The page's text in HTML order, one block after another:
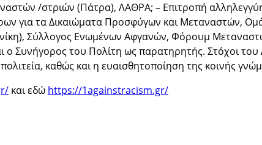
/στριών (Πάτρα), ΛΑΘΡΑ; – Επιτροπή
για τα Δικαιώματα Προσφύγων και Μεταναστών,
Σύλλογος Ενωμένων Αφγανών, Φόρουμ
ο Συνήγορος του Πολίτη ως παρατηρητής. Στόχοι
καθώς και η ευαισθητοποίηση της κοινής
και εδώ https://1againstracism.gr/